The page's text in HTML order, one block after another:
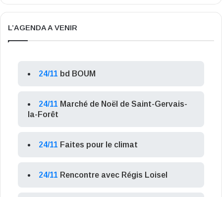
L’AGENDA A VENIR
24/11 bd BOUM
24/11 Marché de Noël de Saint-Gervais-
la-Forêt
24/11 Faites pour le climat
24/11 Rencontre avec Régis Loisel